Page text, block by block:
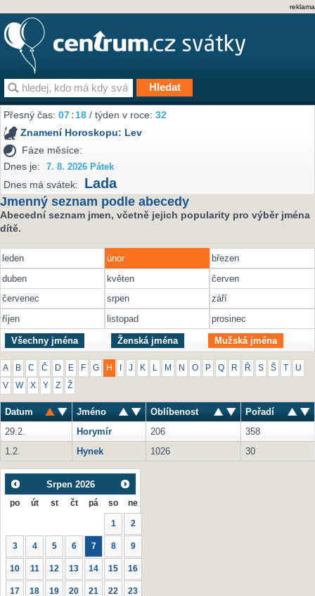
reklama
Přesný čas:07 18 / týden v roce:32
Znamení Horoskopu: Lev
Fáze měsíce:
Dnes je:
7. 8. 2026 Pátek
Dnes má svátek: Lada
Jmenný seznam podle abecedy
Abecední seznam jmen, včetně jejich popularity pro výběr jména
dítě.
leden únor
březen
duben
květen
červen
červenec
srpen
září
říjen
listopad prosinec
Všechny jména Ženská jména Mužská jména
A B C Č D E F G H J K M N O P Q R Ř S Š U
V W X Y Z Ž
Datum Jméno Oblíbenost
Pořadí
29.2.
Horymír 206
358
1.2.
Hynek 1026 30
Srpen 2026
po út st čt pá so ne
1 2
3 4 5 6 7 8 9
10 11 12 13 14 15 16
17 18 19 20 21 22 23